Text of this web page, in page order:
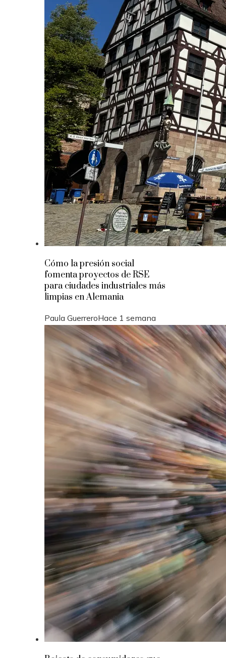
Cómo la presión social
fomenta proyectos de RSE
para ciudades industriales más
limpias en Alemania
Paula GuerreroHace 1 semana